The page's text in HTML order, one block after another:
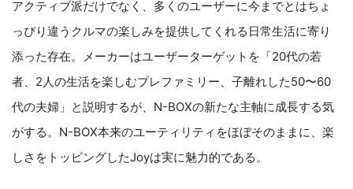
アクティブ派だけでなく、多くのユーザーに今までとはちょ
っぴり違うクルマの楽しみを提供してくれる日常生活に寄り
添った存在。メーカーはユーザーターゲットを「20代の若
者、2人の生活を楽しむプレファミリー、子離れした50〜60
代の夫婦」と説明するが、N-BOXの新たな主軸に成長する気
がする。N-BOX本来のユーティリティをほぼそのままに、楽
しさをトッピングしたJoyは実に魅力的である。